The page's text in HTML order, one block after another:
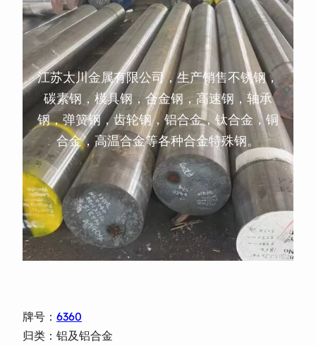
江苏太川金属有限公司，生产销售不锈钢，
碳素钢，模具钢，合金钢，高速钢，轴承
钢，弹簧钢，齿轮钢，铝合金，钛合金，铜
合金，高温合金等各种合金特殊钢。
牌号： 6360
归类：铝及铝合金